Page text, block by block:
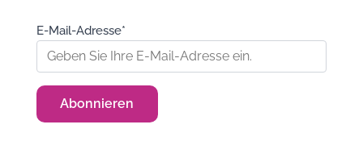
E-Mail-Adresse*